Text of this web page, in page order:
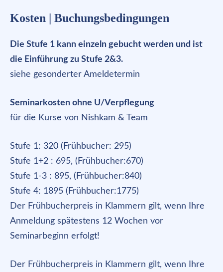
Kosten | Buchungsbedingungen
Die Stufe 1 kann einzeln gebucht werden und ist
die Einführung zu Stufe 2&3.
siehe gesonderter Ameldetermin
Seminarkosten ohne U/Verpflegung
für die Kurse von Nishkam & Team
Stufe 1: 320 (Frühbucher: 295)
Stufe 1+2 : 695, (Frühbucher:670)
Stufe 1-3 : 895, (Frühbucher:840)
Stufe 4: 1895 (Frühbucher:1775)
Der Frühbucherpreis in Klammern gilt, wenn Ihre
Anmeldung spätestens 12 Wochen vor
Seminarbeginn erfolgt!
Der Frühbucherpreis in Klammern gilt, wenn Ihre